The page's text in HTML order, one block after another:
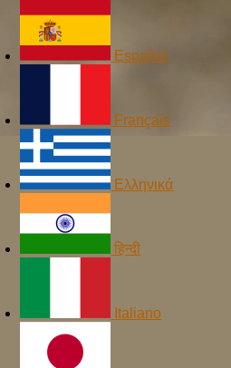
Español
Français
Ελληνικά
हिन्दी
Italiano